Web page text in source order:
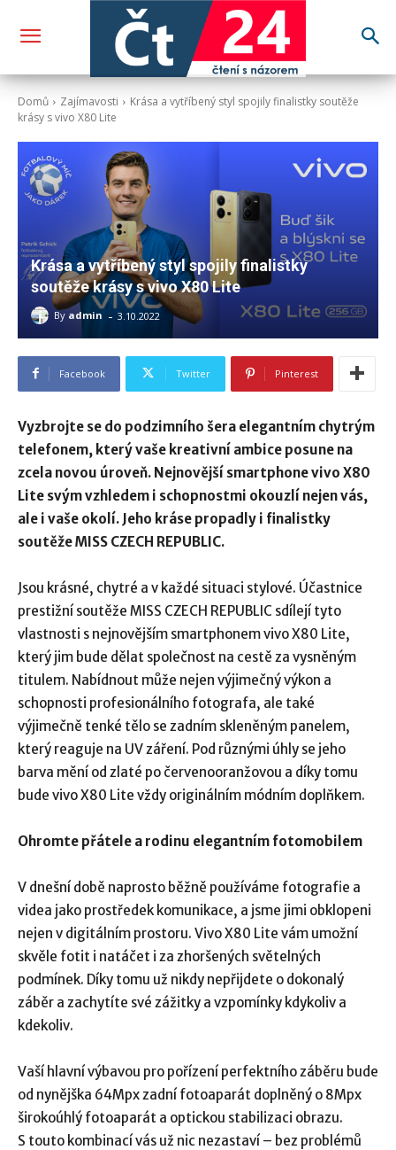
Domů Zajímavosti
Krása a vytříbený styl spojily finalistky soutěže
krásy s vivo X80 Lite
Krása a vytříbený styl spojily finalistky
soutěže krásy s vivo X80 Lite
By admin - 3.10.2022
Facebook Twitter Pinterest
Vyzbrojte se do podzimního šera elegantním chytrým
telefonem, který vaše kreativní ambice posune na
zcela novou úroveň. Nejnovější smartphone vivo X80
Lite svým vzhledem i schopnostmi okouzlí nejen vás,
ale i vaše okolí. Jeho kráse propadly i finalistky
soutěže MISS CZECH REPUBLIC.
Jsou krásné, chytré a v každé situaci stylové. Účastnice
prestižní soutěže MISS CZECH REPUBLIC sdílejí tyto
vlastnosti s nejnovějším smartphonem vivo X80 Lite,
který jim bude dělat společnost na cestě za vysněným
titulem. Nabídnout může nejen výjimečný výkon a
schopnosti profesionálního fotografa, ale také
výjimečně tenké tělo se zadním skleněným panelem,
který reaguje na UV záření. Pod různými úhly se jeho
barva mění od zlaté po červenooranžovou a díky tomu
bude vivo X80 Lite vždy originálním módním doplňkem.
Ohromte přátele a rodinu elegantním fotomobilem
V dnešní době naprosto běžně používáme fotografie a
videa jako prostředek komunikace, a jsme jimi obklopeni
nejen v digitálním prostoru. Vivo X80 Lite vám umožní
skvěle fotit i natáčet i za zhoršených světelných
podmínek. Díky tomu už nikdy nepřijdete o dokonalý
záběr a zachytíte své zážitky a vzpomínky kdykoliv a
kdekoliv.
Vaší hlavní výbavou pro pořízení perfektního záběru bude
od nynějška 64Mpx zadní fotoaparát doplněný o 8Mpx
širokoúhlý fotoaparát a optickou stabilizaci obrazu.
S touto kombinací vás už nic nezastaví – bez problémů